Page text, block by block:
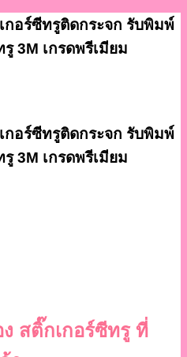
กอร์ซีทรูติดกระจก รับพิมพ์
3M เกรดพรีเมียม
กอร์ซีทรูติดกระจก รับพิมพ์
3M เกรดพรีเมียม
สติ๊กเกอร์ซีทรู ที่